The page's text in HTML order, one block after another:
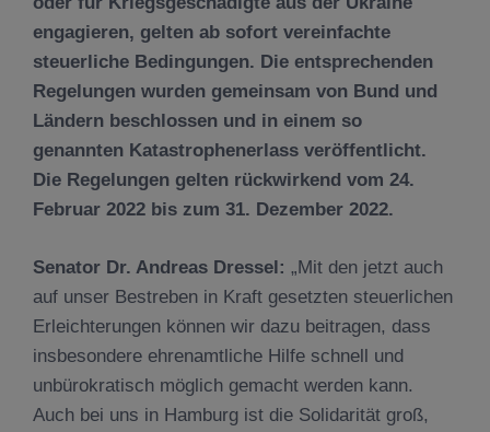
engagieren, gelten ab sofort vereinfachte
steuerliche Bedingungen. Die entsprechenden
Regelungen wurden gemeinsam von Bund und
Ländern beschlossen und in einem so
genannten Katastrophenerlass veröffentlicht.
Die Regelungen gelten rückwirkend vom 24.
Februar 2022 bis zum 31. Dezember 2022.
Senator Dr. Andreas Dressel: „Mit den jetzt auch
auf unser Bestreben in Kraft gesetzten steuerlichen
Erleichterungen können wir dazu beitragen, dass
insbesondere ehrenamtliche Hilfe schnell und
unbürokratisch möglich gemacht werden kann.
Auch bei uns in Hamburg ist die Solidarität groß,